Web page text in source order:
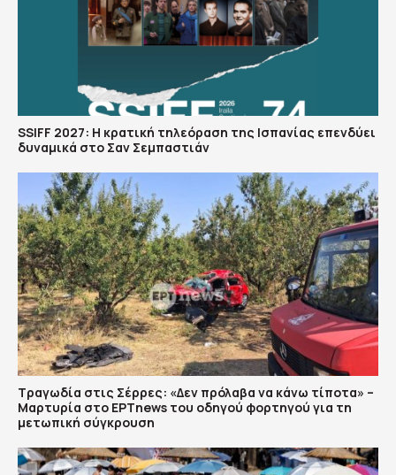
SSIFF 2027: Η κρατική τηλεόραση της Ισπανίας επενδύει
δυναμικά στο Σαν Σεμπαστιάν
Τραγωδία στις Σέρρες: «Δεν πρόλαβα να κάνω τίποτα» –
Μαρτυρία στο ΕΡΤnews του οδηγού φορτηγού για τη
μετωπική σύγκρουση